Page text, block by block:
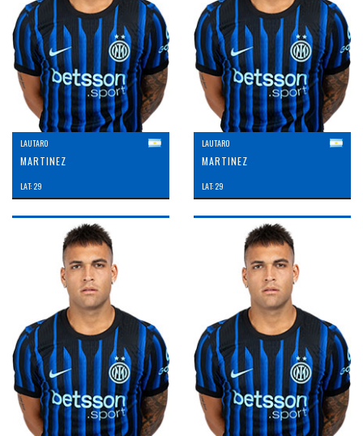
LAUTARO
MARTINEZ
LAT: 29
LAUTARO
MARTINEZ
LAT: 29